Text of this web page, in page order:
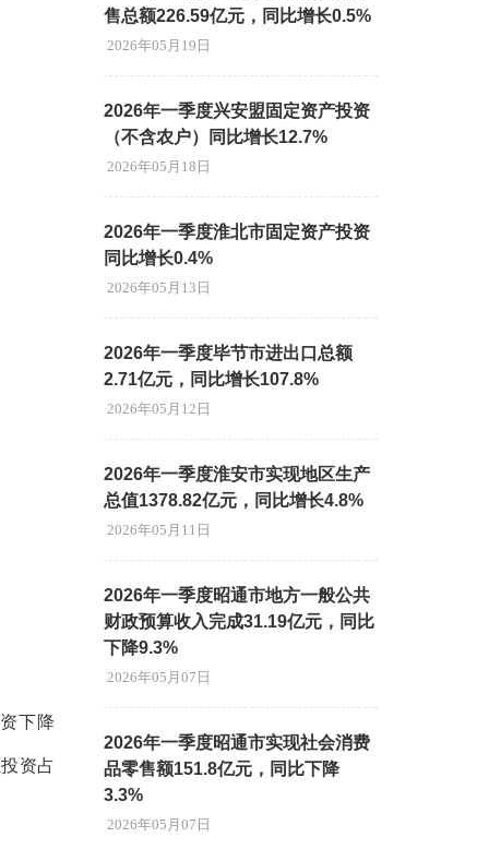
下降
资占
售总额226.59亿元，同比增长0.5%
2026年05月19日
2026年一季度兴安盟固定资产投资
（不含农户）同比增长12.7%
2026年05月18日
2026年一季度淮北市固定资产投资
同比增长0.4%
2026年05月13日
2026年一季度毕节市进出口总额
2.71亿元，同比增长107.8%
2026年05月12日
2026年一季度淮安市实现地区生产
总值1378.82亿元，同比增长4.8%
2026年05月11日
2026年一季度昭通市地方一般公共
财政预算收入完成31.19亿元，同比
下降9.3%
2026年05月07日
2026年一季度昭通市实现社会消费
品零售额151.8亿元，同比下降
3.3%
2026年05月07日